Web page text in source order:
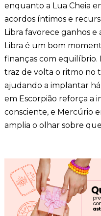
enquanto a Lua Cheia
acordos íntimos e
Libra favorece ganhos e
Libra é um bom
finanças com
traz de volta o ritmo no
ajudando a implantar
em Escorpião reforça a
consciente, e Mercúrio
amplia o olhar sobre